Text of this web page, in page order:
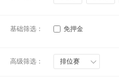
基础筛选： 免押金
高级筛选： 排位赛